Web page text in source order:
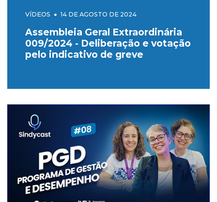
VÍDEOS 14 DE AGOSTO DE 2024
Assembleia Geral Extraordinária
009/2024 - Deliberação e votação
pelo indicativo de greve